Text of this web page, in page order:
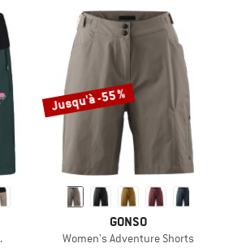
Jusqu'à -55 %
GONSO
Women's Adventure Shorts